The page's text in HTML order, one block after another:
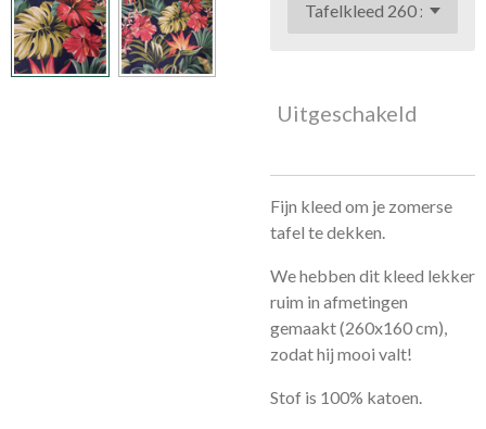
Uitgeschakeld
Fijn kleed om je zomerse
tafel te dekken.
We hebben dit kleed lekker
ruim in afmetingen
gemaakt (260x160 cm),
zodat hij mooi valt!
Stof is 100% katoen.